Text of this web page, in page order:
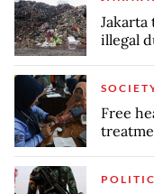
illegal
Free